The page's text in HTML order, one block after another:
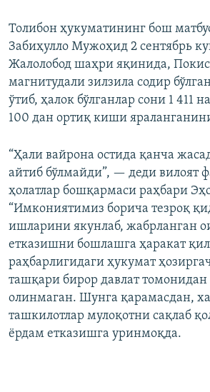
Толибон ҳукуматининг бош
Забиҳулло Мужоҳид 2 сентябрь
Жалолобод шаҳри яқинида,
магнитудали зилзила содир
ўтиб, ҳалок бўлганлар сони 1 411
100 дан ортиқ киши
“Ҳали вайрона остида қанча
айтиб бўлмайди”, — деди вилоят
ҳолатлар бошқармаси раҳбари
“Имкониятимиз борича тезроқ
ишларини якунлаб, жабрланган
етказишни бошлашга ҳаракат
раҳбарлигидаги ҳукумат
ташқари бирор давлат
олинмаган. Шунга қарамасдан,
ташкилотлар мулоқотни сақлаб
ёрдам етказишга уринмоқда.